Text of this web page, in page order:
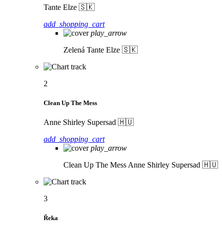
Tante Elze 🇸🇰
add_shopping_cart
play_arrow
Zelená Tante Elze 🇸🇰
2
Clean Up The Mess
Anne Shirley Supersad 🇭🇺
add_shopping_cart
play_arrow
Clean Up The Mess Anne Shirley Supersad 🇭🇺
3
Řeka